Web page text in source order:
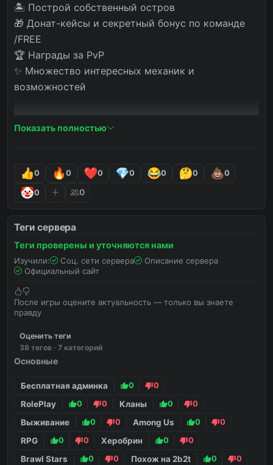
🏝️ Построй собственный остров
🎁 Донат-кейсы и секретный бонус по команде
/FREE
🏆 Награды за PvP
✨ Множество интересных механик и
возможностей
🚀
Показать полностью
0 0 0 0 0 0 0
0 0
Теги сервера
Теги проверены и уточняются нами
Изучили: Соц. сети сервера
Описание сервера
Официальный сайт
После игры оцените актуальность — только вы знаете
правду
Оценить теги
38 тегов · 7 категорий
Основные
Бесплатная админка 0 0
RolePlay 0 0 Кланы 0 0
Выживание 0 0 Among Us 0 0
RPG 0 0 Херобрин 0 0
Brawl Stars 0 0 Похож на 2b2t 0 0